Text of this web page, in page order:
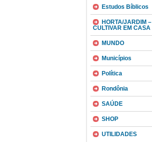
Estudos Bíblicos
HORTA/JARDIM –
CULTIVAR EM CASA
MUNDO
Municípios
Política
Rondônia
SAÚDE
SHOP
UTILIDADES